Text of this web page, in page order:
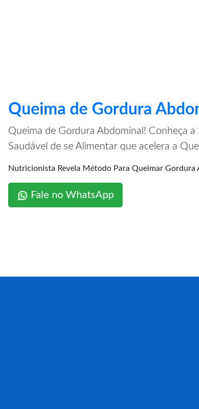
Queima de Gordura
Queima de Gordura Abdominal! Conheça a
Saudável de se Alimentar que acelera a
Nutricionista Revela Método Para Queimar Gordura
Fale no WhatsApp